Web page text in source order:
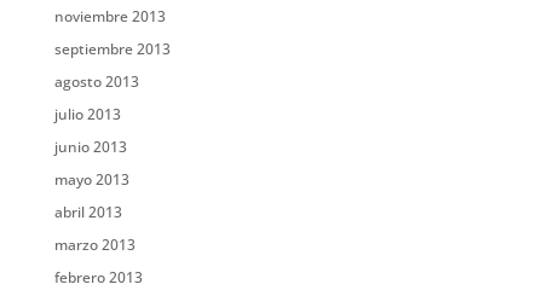
noviembre 2013
septiembre 2013
agosto 2013
julio 2013
junio 2013
mayo 2013
abril 2013
marzo 2013
febrero 2013